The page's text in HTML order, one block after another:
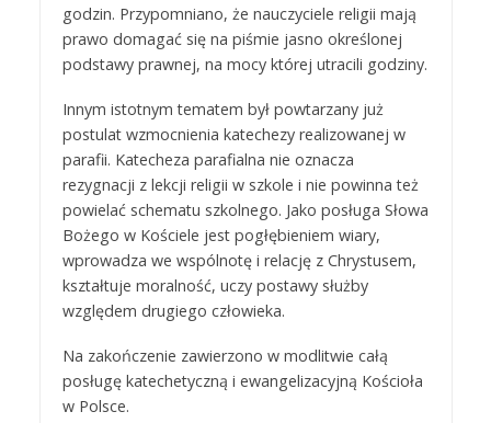
godzin. Przypomniano, że nauczyciele religii mają
prawo domagać się na piśmie jasno określonej
podstawy prawnej, na mocy której utracili godziny.
Innym istotnym tematem był powtarzany już
postulat wzmocnienia katechezy realizowanej w
parafii. Katecheza parafialna nie oznacza
rezygnacji z lekcji religii w szkole i nie powinna też
powielać schematu szkolnego. Jako posługa Słowa
Bożego w Kościele jest pogłębieniem wiary,
wprowadza we wspólnotę i relację z Chrystusem,
kształtuje moralność, uczy postawy służby
względem drugiego człowieka.
Na zakończenie zawierzono w modlitwie całą
posługę katechetyczną i ewangelizacyjną Kościoła
w Polsce.